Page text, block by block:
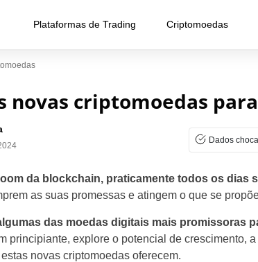
Plataformas de Trading Criptomoedas
novas criptomoedas
Dados
da blockchain, praticamente todos os dias
as suas promessas e atingem o que se
das moedas digitais mais promissoras
principiante, explore o potencial de crescimento,
novas criptomoedas oferecem.